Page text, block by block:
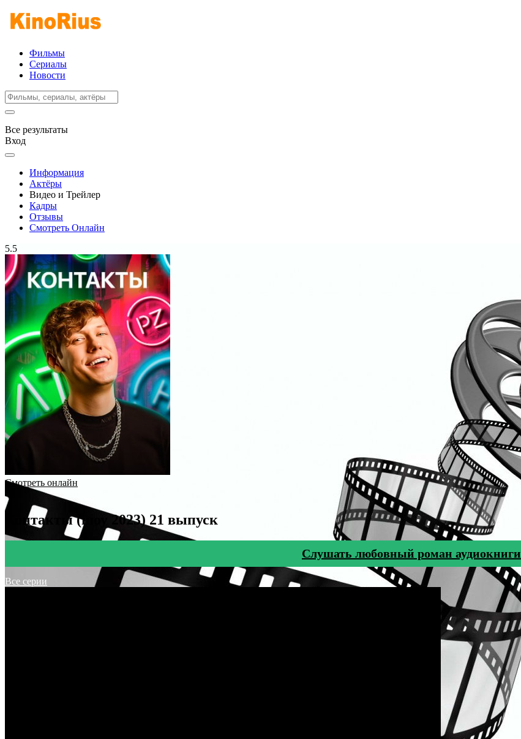
Фильмы
Сериалы
Новости
Все результаты
Вход
Информация
Актёры
Видео и Трейлер
Кадры
Отзывы
Смотреть Онлайн
5.5
Смотреть онлайн
Контакты (шоу 2023) 21 выпуск
Cлушать любовный роман аудиокниги
Все серии